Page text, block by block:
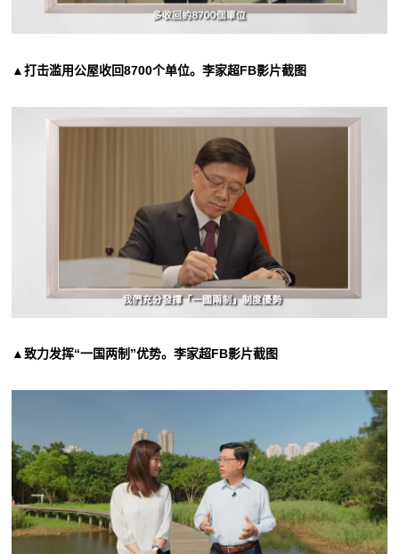
▲打击滥用公屋收回8700个单位。李家超FB影片截图
▲致力发挥“一国两制”优势。李家超FB影片截图